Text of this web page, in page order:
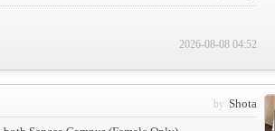
2026-08-08 04:52
Shota